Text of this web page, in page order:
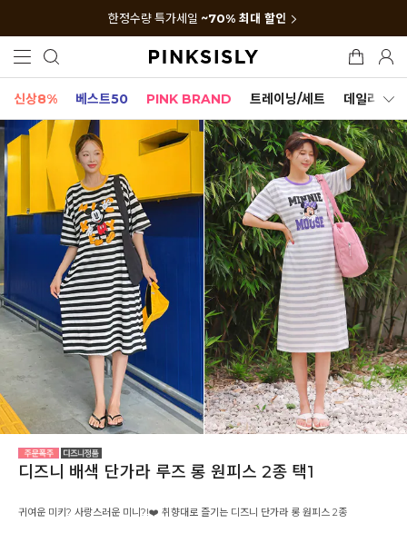
한정수량 특가세일 ~70% 최대 할인
신상8% 베스트50 PINK BRAND 트레이닝/세트 데일리세트
디즈니 배색 단가라 루즈 롱 원피스 2종 택1
귀여운 미키? 사랑스러운 미니?!❤️ 취향대로 즐기는 디즈니 단가라 롱 원피스 2종